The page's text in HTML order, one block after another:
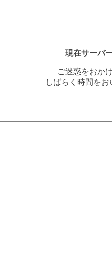
現在サーバ
ご迷惑をおか
しばらく時間を